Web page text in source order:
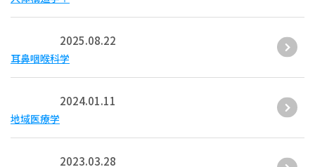
2025.08.22
耳鼻咽喉科学
2024.01.11
地域医療学
2023.03.28